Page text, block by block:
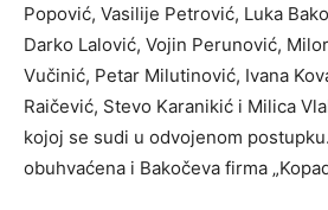
Popović, Vasilije Petrović, Luka
Darko Lalović, Vojin Perunović,
Vučinić, Petar Milutinović, Ivana
Raičević, Stevo Karanikić i Milica
kojoj se sudi u odvojenom
obuhvaćena i Bakočeva firma